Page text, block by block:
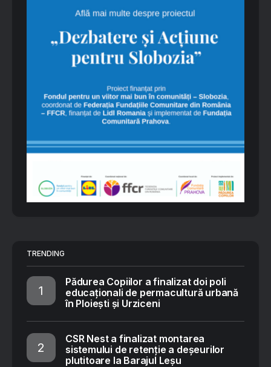
TRENDING
Pădurea Copiilor a finalizat doi poli
educaționali de permacultură urbană
în Ploiești și Urziceni
CSR Nest a finalizat montarea
sistemului de retenție a deșeurilor
plutitoare la Barajul Leșu